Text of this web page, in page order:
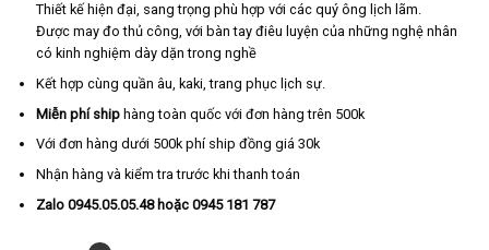
Thiết kế hiện đại, sang trọng phù hợp với các quý ông lịch lãm.
Được may đo thủ công, với bàn tay điêu luyện của những nghệ nhân
có kinh nghiệm dày dặn trong nghề
Kết hợp cùng quần âu, kaki, trang phục lịch sự.
Miễn phí shiphàng toàn quốc với đơn hàng trên 500k
Với đơn hàng dưới 500k phí ship đồng giá 30k
Nhận hàng và kiểm tra trước khi thanh toán
Zalo 0945.05.05.48 hoặc 0945 181 787